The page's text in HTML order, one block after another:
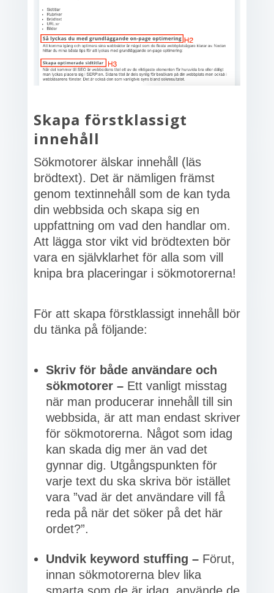
Skapa förstklassigt
innehåll
Sökmotorer älskar innehåll (läs
brödtext). Det är nämligen främst
genom textinnehåll som de kan tyda
din webbsida och skapa sig en
uppfattning om vad den handlar om.
Att lägga stor vikt vid brödtexten bör
vara en självklarhet för alla som vill
knipa bra placeringar i sökmotorerna!
För att skapa förstklassigt innehåll bör
du tänka på följande:
Skriv för både användare och
sökmotorer – Ett vanligt misstag
när man producerar innehåll till sin
webbsida, är att man endast skriver
för sökmotorerna. Något som idag
kan skada dig mer än vad det
gynnar dig. Utgångspunkten för
varje text du ska skriva bör istället
vara ”vad är det användare vill få
reda på när det söker på det här
ordet?”.
Undvik keyword stuffing – Förut,
innan sökmotorerna blev lika